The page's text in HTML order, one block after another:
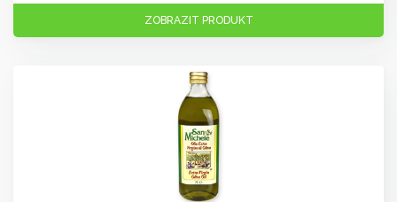
ZOBRAZIT PRODUKT